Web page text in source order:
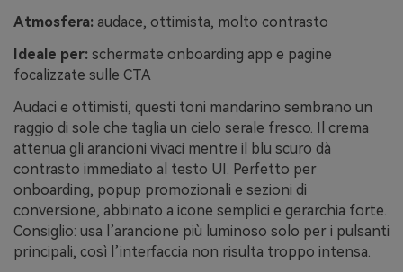
Atmosfera: audace, ottimista, molto contrasto
Ideale per: schermate onboarding app e pagine
focalizzate sulle CTA
Audaci e ottimisti, questi toni mandarino sembrano un
raggio di sole che taglia un cielo serale fresco. Il crema
attenua gli arancioni vivaci mentre il blu scuro dà
contrasto immediato al testo UI. Perfetto per
onboarding, popup promozionali e sezioni di
conversione, abbinato a icone semplici e gerarchia forte.
Consiglio: usa l’arancione più luminoso solo per i pulsanti
principali, così l’interfaccia non risulta troppo intensa.